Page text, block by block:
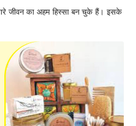
जीवन का अहम हिस्सा बन चुके हैं। इसके